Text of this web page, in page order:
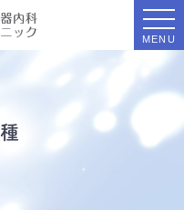
MENU